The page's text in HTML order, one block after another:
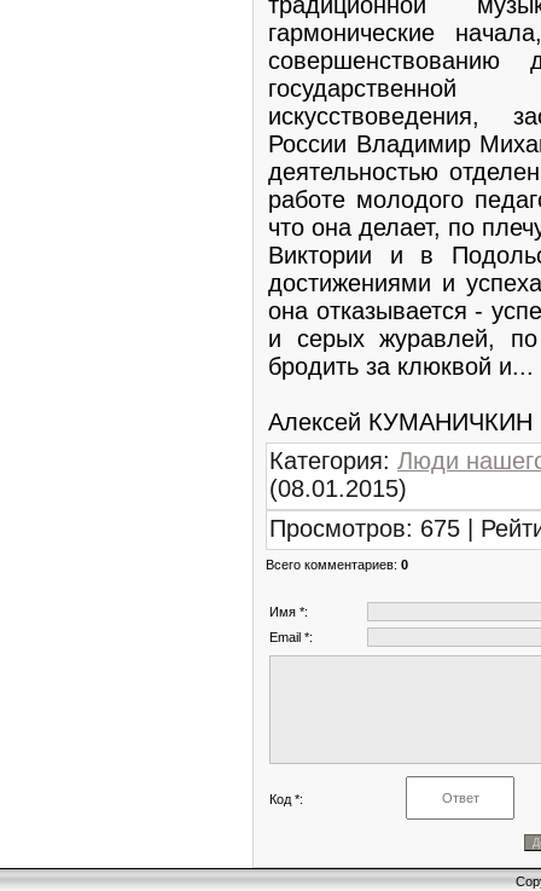
гармонические
совершенствованию
искусствоведения,
России Владимир
деятельностью
работе молодого
что она делает, по
Виктории и в
достижениями и
она отказывается -
и серых журавлей, по
бродить за клюквой и...
Алексей КУМАНИЧКИН
Категория: Люди
(08.01.2015)
Просмотров: 675 |
Всего комментариев: 0
Имя *:
Email *:
Код *: